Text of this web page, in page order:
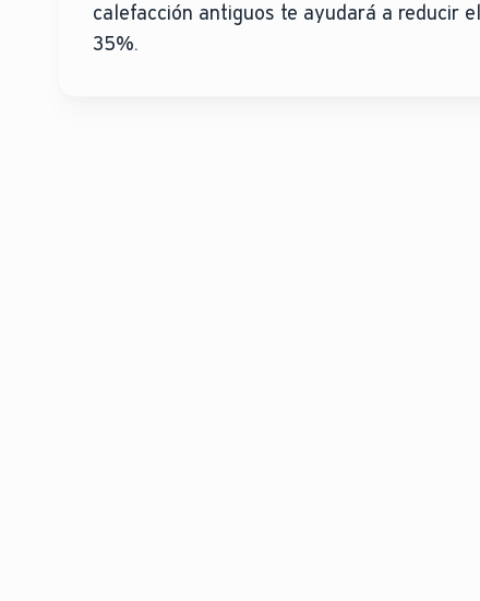
calefacción antiguos te ayudará a reducir
35%.